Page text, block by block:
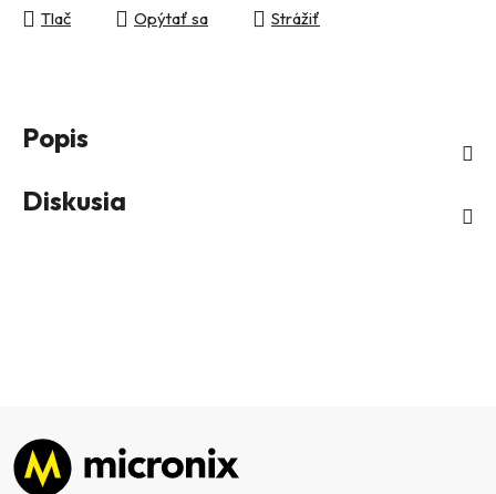
Tlač Opýtať sa Strážiť
Popis
Diskusia
Zápätie